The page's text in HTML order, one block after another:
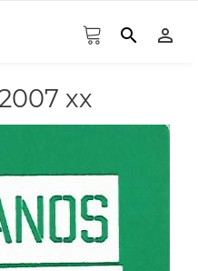
search person_outline
xx